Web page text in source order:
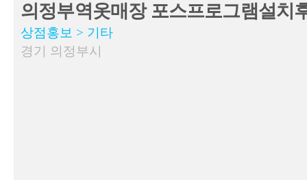
의정부역옷매장 포스프로그램설치
상점홍보 > 기타
경기 의정부시